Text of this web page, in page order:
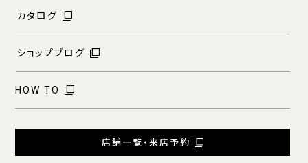
カタログ
ショップブログ
HOW TO
店舗一覧・来店予約